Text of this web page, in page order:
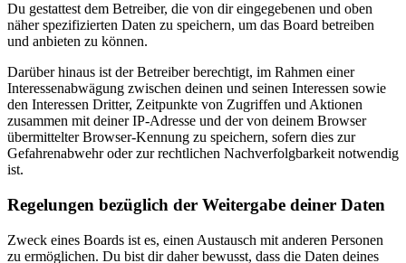
Du gestattest dem Betreiber, die von dir eingegebenen und oben
näher spezifizierten Daten zu speichern, um das Board betreiben
und anbieten zu können.
Darüber hinaus ist der Betreiber berechtigt, im Rahmen einer
Interessenabwägung zwischen deinen und seinen Interessen sowie
den Interessen Dritter, Zeitpunkte von Zugriffen und Aktionen
zusammen mit deiner IP-Adresse und der von deinem Browser
übermittelter Browser-Kennung zu speichern, sofern dies zur
Gefahrenabwehr oder zur rechtlichen Nachverfolgbarkeit notwendig
ist.
Regelungen bezüglich der Weitergabe deiner Daten
Zweck eines Boards ist es, einen Austausch mit anderen Personen
zu ermöglichen. Du bist dir daher bewusst, dass die Daten deines